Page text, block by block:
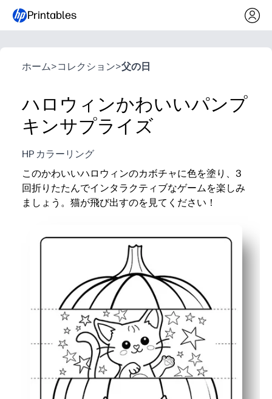
Printables
ホーム>コレクション>父の日
ハロウィンかわいいパンプ
キンサプライズ
HP カラーリング
このかわいいハロウィンのカボチャに色を塗り、3
回折りたたんでインタラクティブなゲームを楽しみ
ましょう。猫が飛び出すのを見てください！